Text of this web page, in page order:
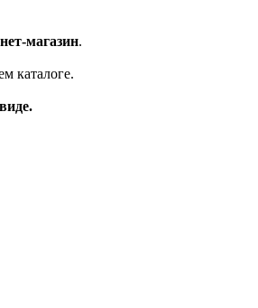
магазин.
каталоге.